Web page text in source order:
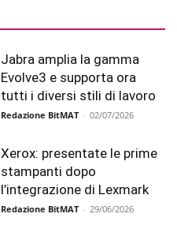
Jabra amplia la gamma
Evolve3 e supporta ora
tutti i diversi stili di lavoro
Redazione BitMAT - 02/07/2026
Xerox: presentate le prime
stampanti dopo
l’integrazione di Lexmark
Redazione BitMAT - 29/06/2026